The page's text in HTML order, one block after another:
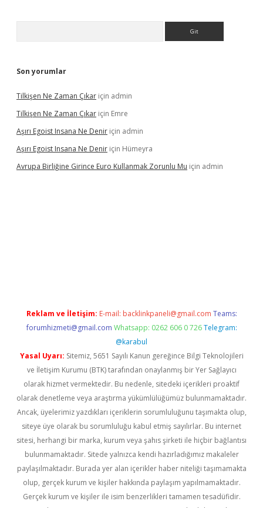
Son yorumlar
Tilkişen Ne Zaman Çıkar için admin
Tilkişen Ne Zaman Çıkar için Emre
Aşırı Egoist Insana Ne Denir için admin
Aşırı Egoist Insana Ne Denir için Hümeyra
Avrupa Birliğine Girince Euro Kullanmak Zorunlu Mu için admin
Reklam ve İletişim: E-mail: backlinkpaneli@gmail.com Teams:
forumhizmeti@gmail.com Whatsapp: 0262 606 0 726 Telegram:
@karabul
Yasal Uyarı: Sitemiz, 5651 Sayılı Kanun gereğince Bilgi Teknolojileri
ve İletişim Kurumu (BTK) tarafından onaylanmış bir Yer Sağlayıcı
olarak hizmet vermektedir. Bu nedenle, sitedeki içerikleri proaktif
olarak denetleme veya araştırma yükümlülüğümüz bulunmamaktadır.
Ancak, üyelerimiz yazdıkları içeriklerin sorumluluğunu taşımakta olup,
siteye üye olarak bu sorumluluğu kabul etmiş sayılırlar. Bu internet
sitesi, herhangi bir marka, kurum veya şahıs şirketi ile hiçbir bağlantısı
bulunmamaktadır. Sitede yalnızca kendi hazırladığımız makaleler
paylaşılmaktadır. Burada yer alan içerikler haber niteliği taşımamakta
olup, gerçek kurum ve kişiler hakkında paylaşım yapılmamaktadır.
Gerçek kurum ve kişiler ile isim benzerlikleri tamamen tesadüfidir.